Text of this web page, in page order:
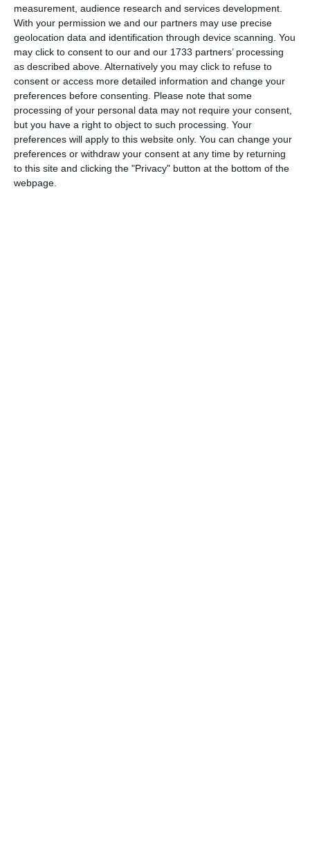
measurement, audience research and services development.
With your permission we and our partners may use precise
geolocation data and identification through device scanning. You
may click to consent to our and our 1733 partners’ processing
as described above. Alternatively you may click to refuse to
consent or access more detailed information and change your
preferences before consenting.
Please note that some
processing of your personal data may not require your consent,
but you have a right to object to such processing. Your
preferences will apply to this website only. You can change your
preferences or withdraw your consent at any time by returning
to this site and clicking the "Privacy" button at the bottom of the
webpage.
Am citit si sunt de acord curegulile de postare.
Acest formular colectează numele, e-mailul şi conținutul mesajului, astfel încât
să putem urmări comentariile tale pe site. Nu vom folosi datele tale în alt scop.
Pentru mai multe informaţii, consultă politica noastră de confidenţialitate, unde vei
primi mai multe privind informaţii despre cum și de ce stocăm datele tale.
Posteaza comentariul